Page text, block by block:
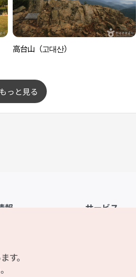
高台山（고대산）
もっと見る
報
ンロード
サービス
す。